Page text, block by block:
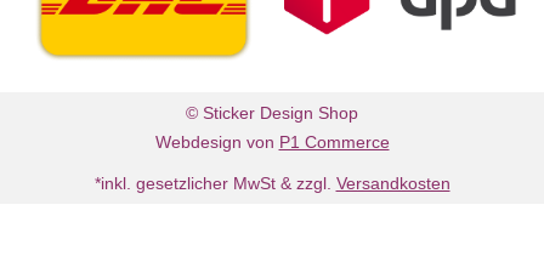
© Sticker Design Shop
Webdesign von P1 Commerce
*inkl. gesetzlicher MwSt & zzgl. Versandkosten